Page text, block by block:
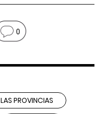
0
LAS PROVINCIAS